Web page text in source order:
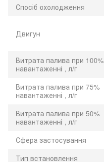
Спосіб охолодження
Двигун
Витрата палива при 100%
навантаженні , л/г
Витрата палива при 75%
навантаженні , л/г
Витрата палива при 50%
навантаженні , л/г
Сфера застосування
Тип встановлення